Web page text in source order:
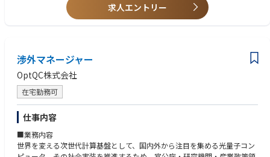
【能力 / Skill-set】
＜必須 / Mandatory＞
• Knowledge of healthcare business, HTA, and pricing & reimbursement r
egulations in Japan.
• Excellent interpersonal communication skills
• Logical thinking
• Problem resolution skills
• Project management skills
求人エントリー
渉外マネージャー
OptQC株式会社
在宅勤務可
仕事内容
■業務内容
世界を変える次世代計算基盤として、国内外から注目を集める光量子コン